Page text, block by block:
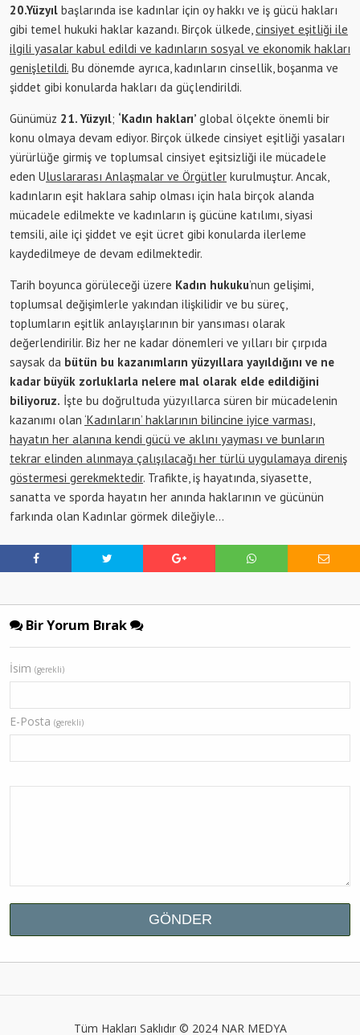
20.Yüzyıl başlarında ise kadınlar için oy hakkı ve iş gücü hakları
gibi temel hukuki haklar kazandı. Birçok ülkede, cinsiyet eşitliği ile
ilgili yasalar kabul edildi ve kadınların sosyal ve ekonomik hakları
genişletildi. Bu dönemde ayrıca, kadınların cinsellik, boşanma ve
şiddet gibi konularda hakları da güçlendirildi.
Günümüz 21. Yüzyıl; ‘Kadın hakları’ global ölçekte önemli bir
konu olmaya devam ediyor. Birçok ülkede cinsiyet eşitliği yasaları
yürürlüğe girmiş ve toplumsal cinsiyet eşitsizliği ile mücadele
eden Uluslararası Anlaşmalar ve Örgütler kurulmuştur. Ancak,
kadınların eşit haklara sahip olması için hala birçok alanda
mücadele edilmekte ve kadınların iş gücüne katılımı, siyasi
temsili, aile içi şiddet ve eşit ücret gibi konularda ilerleme
kaydedilmeye de devam edilmektedir.
Tarih boyunca görüleceği üzere Kadın hukuku’nun gelişimi,
toplumsal değişimlerle yakından ilişkilidir ve bu süreç,
toplumların eşitlik anlayışlarının bir yansıması olarak
değerlendirilir. Biz her ne kadar dönemleri ve yılları bir çırpıda
saysak da bütün bu kazanımların yüzyıllara yayıldığını ve ne
kadar büyük zorluklarla nelere mal olarak elde edildiğini
biliyoruz. İşte bu doğrultuda yüzyıllarca süren bir mücadelenin
kazanımı olan ‘Kadınların’ haklarının bilincine iyice varması,
hayatın her alanına kendi gücü ve aklını yayması ve bunların
tekrar elinden alınmaya çalışılacağı her türlü uygulamaya direniş
göstermesi gerekmektedir. Trafikte, iş hayatında, siyasette,
sanatta ve sporda hayatın her anında haklarının ve gücünün
farkında olan Kadınlar görmek dileğiyle…
Bir Yorum Bırak
İsim (gerekli)
E-Posta (gerekli)
Tüm Hakları Saklıdır © 2024 NAR MEDYA